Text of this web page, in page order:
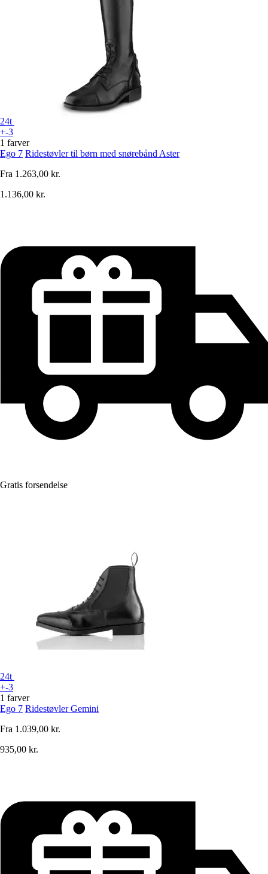
24t
+-3
1 farver
Ego 7 Ridestøvler til børn med snørebånd Aster
Fra 1.263,00 kr.
1.136,00 kr.
Gratis forsendelse
24t
+-3
1 farver
Ego 7 Ridestøvler Gemini
Fra 1.039,00 kr.
935,00 kr.